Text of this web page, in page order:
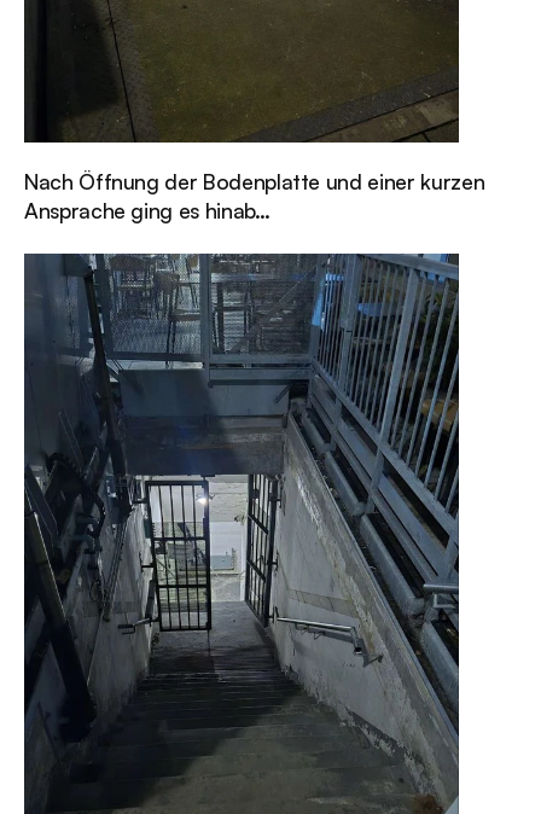
Nach Öffnung der Bodenplatte und einer kurzen
Ansprache ging es hinab…